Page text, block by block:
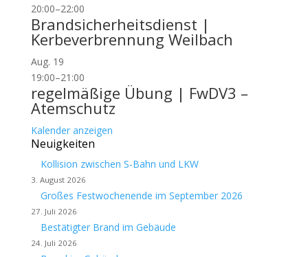
20:00–22:00
Brandsicherheitsdienst |
Kerbeverbrennung Weilbach
Aug. 19
19:00–21:00
regelmäßige Übung | FwDV3 –
Atemschutz
Kalender anzeigen
Neuigkeiten
Kollision zwischen S-Bahn und LKW
3. August 2026
Großes Festwochenende im September 2026
27. Juli 2026
Bestätigter Brand im Gebäude
24. Juli 2026